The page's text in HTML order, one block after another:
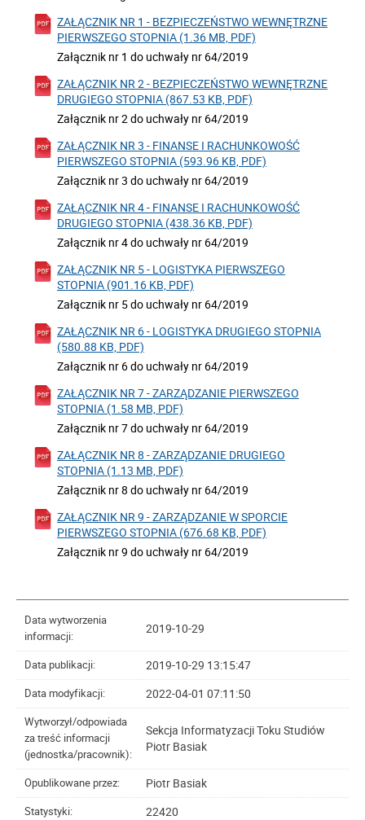
ZAŁĄCZNIK NR 1 - BEZPIECZEŃSTWO WEWNĘTRZNE
PIERWSZEGO STOPNIA (1.36 MB, PDF)
Załącznik nr 1 do uchwały nr 64/2019
ZAŁĄCZNIK NR 2 - BEZPIECZEŃSTWO WEWNĘTRZNE
DRUGIEGO STOPNIA (867.53 KB, PDF)
Załącznik nr 2 do uchwały nr 64/2019
ZAŁĄCZNIK NR 3 - FINANSE I RACHUNKOWOŚĆ
PIERWSZEGO STOPNIA (593.96 KB, PDF)
Załącznik nr 3 do uchwały nr 64/2019
ZAŁĄCZNIK NR 4 - FINANSE I RACHUNKOWOŚĆ
DRUGIEGO STOPNIA (438.36 KB, PDF)
Załącznik nr 4 do uchwały nr 64/2019
ZAŁĄCZNIK NR 5 - LOGISTYKA PIERWSZEGO
STOPNIA (901.16 KB, PDF)
Załącznik nr 5 do uchwały nr 64/2019
ZAŁĄCZNIK NR 6 - LOGISTYKA DRUGIEGO STOPNIA
(580.88 KB, PDF)
Załącznik nr 6 do uchwały nr 64/2019
ZAŁĄCZNIK NR 7 - ZARZĄDZANIE PIERWSZEGO
STOPNIA (1.58 MB, PDF)
Załącznik nr 7 do uchwały nr 64/2019
ZAŁĄCZNIK NR 8 - ZARZĄDZANIE DRUGIEGO
STOPNIA (1.13 MB, PDF)
Załącznik nr 8 do uchwały nr 64/2019
ZAŁĄCZNIK NR 9 - ZARZĄDZANIE W SPORCIE
PIERWSZEGO STOPNIA (676.68 KB, PDF)
Załącznik nr 9 do uchwały nr 64/2019
Data wytworzenia
informacji:
2019-10-29
Data publikacji: 2019-10-29 13:15:47
Data modyfikacji: 2022-04-01 07:11:50
Wytworzył/odpowiada
za treść informacji
(jednostka/pracownik):
Sekcja Informatyzacji Toku Studiów
Piotr Basiak
Opublikowane przez: Piotr Basiak
Statystyki: 22420